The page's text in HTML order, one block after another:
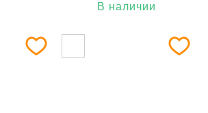
В наличии